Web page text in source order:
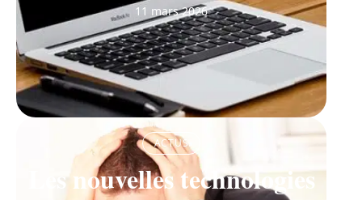
11 mars 2026
ACTUS
Les nouvelles technologies